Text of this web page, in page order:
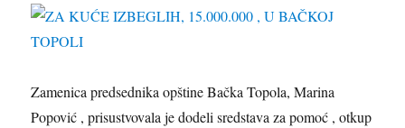
Zamenica predsednika opštine Bačka Topola, Marina
Popović ,prisustvovala je dodeli sredstavazapomoć , otkup